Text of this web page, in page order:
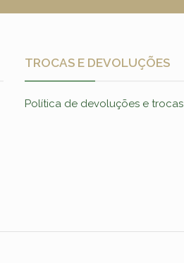
TROCAS E DEVOLUÇÕES
Política de devoluções e trocas